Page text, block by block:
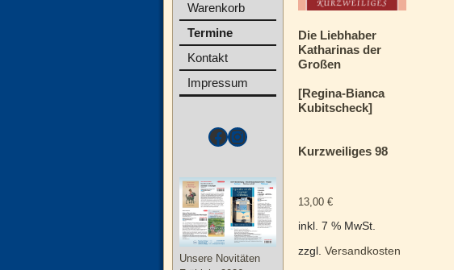
Die Liebhaber
Katharinas der
Großen
[Regina-Bianca
Kubitscheck]
Kurzweiliges 98
13,00€
inkl. 7 % MwSt.
zzgl.Versandkosten
Warenkorb
Termine
Kontakt
Impressum
Unsere Novitäten